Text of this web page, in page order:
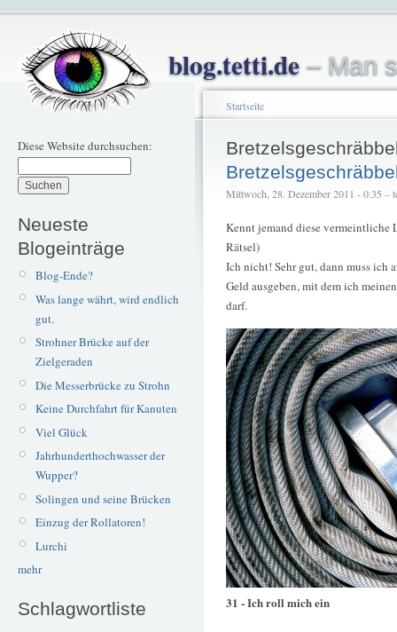
blog.tetti.de– Man
Diese Website durchsuchen:
Neueste
Blogeinträge
Blog-Ende?
Was lange währt, wird endlich
gut.
Strohner Brücke auf der
Zielgeraden
Die Messerbrücke zu Strohn
Keine Durchfahrt für Kanuten
Viel Glück
Jahrhunderthochwasser der
Wupper?
Solingen und seine Brücken
Einzug der Rollatoren!
Lurchi
mehr
Schlagwortliste
Startseite
Mittwoch, 28. Dezember 2011 - 0:35 –
Kennt jemand diese vermeintliche
Rätsel)
Ich nicht! Sehr gut, dann muss ich
Geld ausgeben, mit dem ich
darf.
31 - Ich roll mich ein